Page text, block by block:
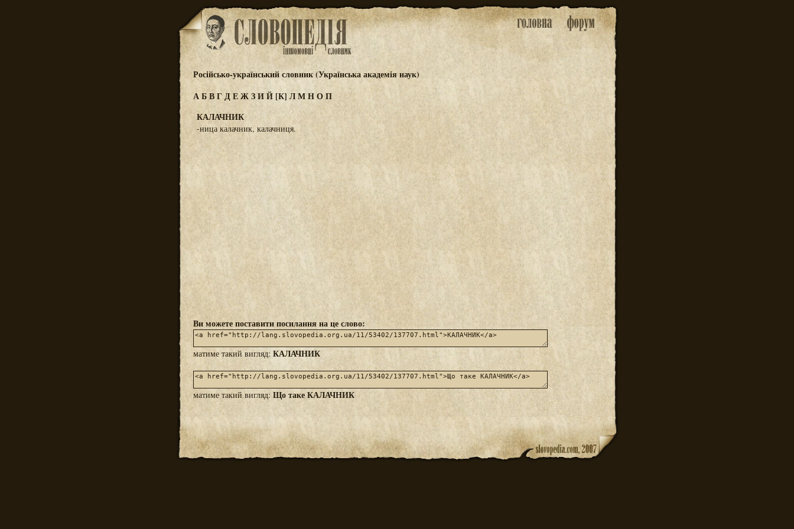
Російсько-український словник (Українська академія наук)
АБВГДЕЖЗИЙ [К] ЛМНОП
КАЛАЧНИК
-ница калачник, калачниця.
Ви можете поставити посилання на це слово:
матиме такий вигляд: КАЛАЧНИК
матиме такий вигляд:Що таке КАЛАЧНИК